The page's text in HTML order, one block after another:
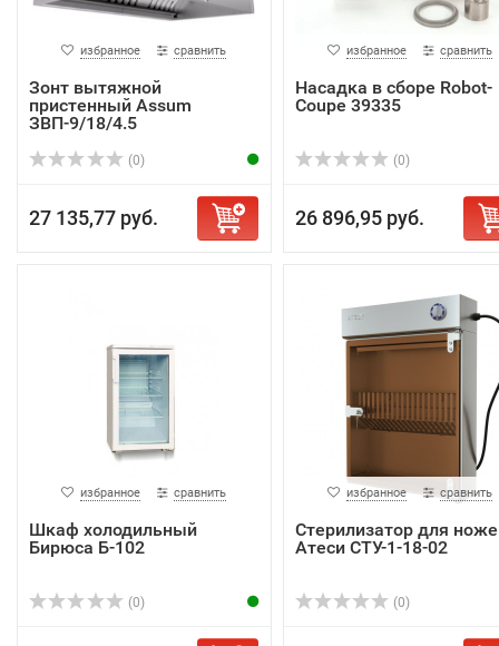
избранное сравнить
Зонт вытяжной
пристенный Assum
ЗВП-9/18/4.5
(0)
27 135,77 руб.
избранное сравнить
Насадка в сборе Robot-
Coupe 39335
(0)
26 896,95 руб.
избранное сравнить
Шкаф холодильный
Бирюса Б-102
(0)
избранное сравнить
Стерилизатор для
Атеси СТУ-1-18-02
(0)